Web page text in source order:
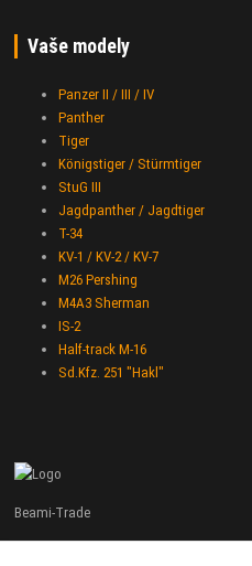
Vaše modely
Panzer II / III / IV
Panther
Tiger
Königstiger / Stürmtiger
StuG III
Jagdpanther / Jagdtiger
T-34
KV-1 / KV-2 / KV-7
M26 Pershing
M4A3 Sherman
IS-2
Half-track M-16
Sd.Kfz. 251 "Hakl"
Beami-Trade